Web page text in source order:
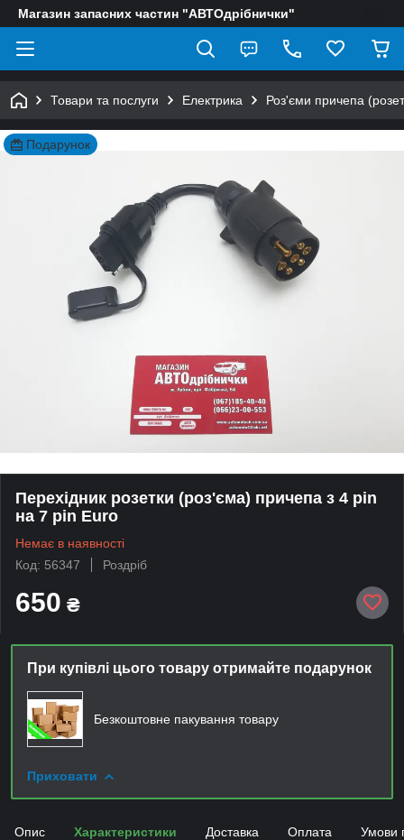
Магазин запасних частин "АВТОдрібнички"
Товари та послуги Електрика Роз'єми причепа
Подарунок
Перехідник розетки (роз'єма) причепа з 4 pin
на 7 pin Euro
Немає в наявності
Код: 56347
Роздріб
650 ₴
При купівлі цього товару отримайте подарунок
Безкоштовне пакування товару
Приховати
Опис Характеристики Доставка Оплата Умови